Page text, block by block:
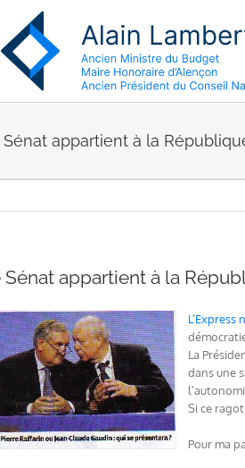
Sénat appartient à la
Sénat appartient à la
La
dans une
Si ce
Pour ma